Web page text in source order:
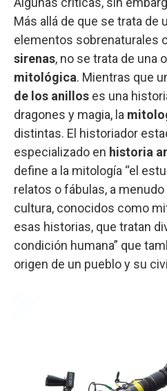
Más allá de que se trata de
elementos sobrenaturales
sirenas, no se trata de una
mitológica. Mientras que
de los anillos es una
dragones y magia, la
distintas. El historiador
especializado en historia
define a la mitología “el
relatos o fábulas, a
cultura, conocidos como
esas historias, que tratan
condición humana” que
origen de un pueblo y su